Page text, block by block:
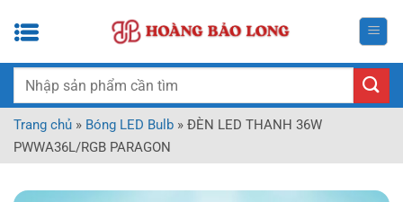
qua
dung
Tìm
Trang chủ » Bóng LED Bulb » ĐÈN LED THANH 36W
PWWA36L/RGB PARAGON